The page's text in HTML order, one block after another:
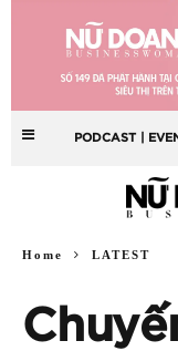
PODCAST |
Home LATEST